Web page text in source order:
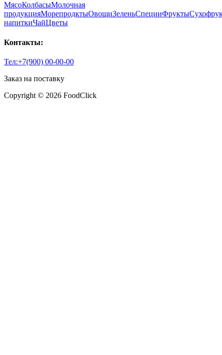
МясоКолбасыМолочная
продукцияМорепродктыОвощиЗеленьСпецииФрукты
напиткиЧайЦветы
Контакты:
Тел:+7(900) 00-00-00
Заказ на поставку
Copyright © 2026 FoodClick